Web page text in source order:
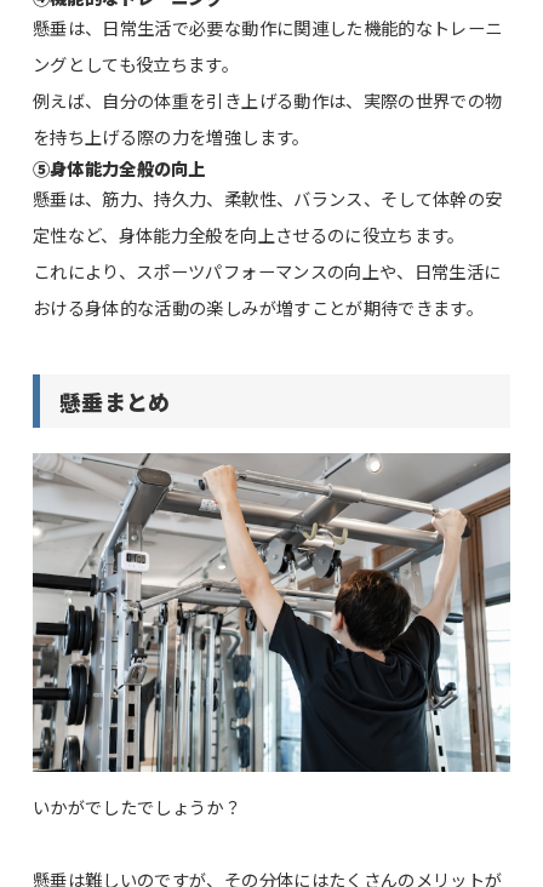
懸垂は、日常生活で必要な動作に関連した機能的なトレーニ
ングとしても役立ちます。
例えば、自分の体重を引き上げる動作は、実際の世界での物
を持ち上げる際の力を増強します。
⑤身体能力全般の向上
懸垂は、筋力、持久力、柔軟性、バランス、そして体幹の安
定性など、身体能力全般を向上させるのに役立ちます。
これにより、スポーツパフォーマンスの向上や、日常生活に
おける身体的な活動の楽しみが増すことが期待できます。
懸垂まとめ
いかがでしたでしょうか？
懸垂は難しいのですが、その分体にはたくさんのメリットが